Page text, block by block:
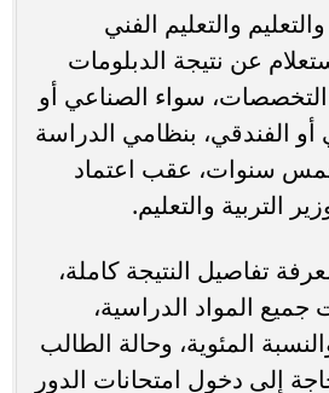
والتعليم الفني
عن نتيجة الدبلومات
لجميع التخصصات، سواء الصناعي أو
أو الفندقي، بنظامي الدراسة
سنوات، عقب اعتماد
التربية والتعليم.
تفاصيل النتيجة كاملة،
المواد الدراسية،
المئوية، وحالة الطالب
إلى دخول امتحانات الدور